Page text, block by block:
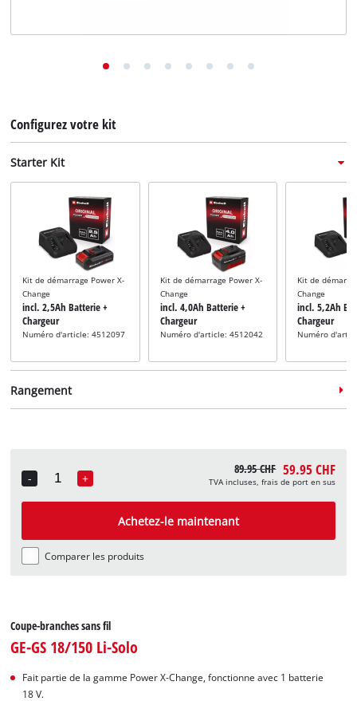
Configurez votre kit
Starter Kit
Kit de démarrage Power X-
Change
incl. 2,5Ah Batterie +
Chargeur
Numéro d'article: 4512097
Kit de démarrage Power X-
Change
incl. 4,0Ah Batterie +
Chargeur
Numéro d'article: 4512042
Kit de
Change
incl. 5,2Ah
Chargeur
Numéro
Rangement
Numéro d'article: 4540011 Numéro d'article: 4540021
-
Quantity
+
89.95 CHF 59.95 CHF
TVA incluses, frais de port en sus
Achetez-le maintenant
Comparer les produits
Coupe-branches sans fil
GE-GS 18/150 Li-Solo
Fait partie de la gamme Power X-Change, fonctionne avec 1 batterie
18 V.